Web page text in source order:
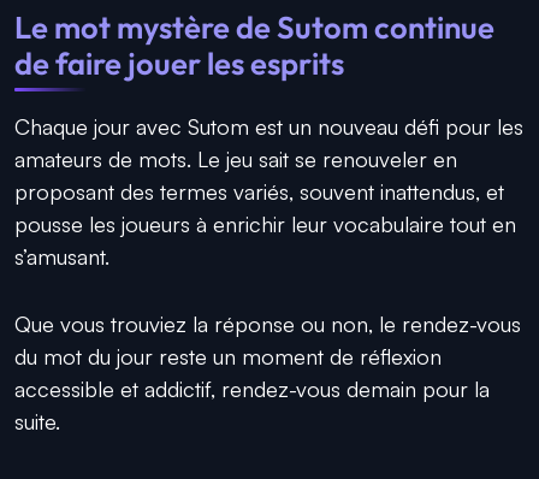
Le mot mystère de Sutom continue
de faire jouer les esprits
Chaque jour avec Sutom est un nouveau défi pour les
amateurs de mots. Le jeu sait se renouveler en
proposant des termes variés, souvent inattendus, et
pousse les joueurs à enrichir leur vocabulaire tout en
s’amusant.
Que vous trouviez la réponse ou non, le rendez-vous
du mot du jour reste un moment de réflexion
accessible et addictif, rendez-vous demain pour la
suite.